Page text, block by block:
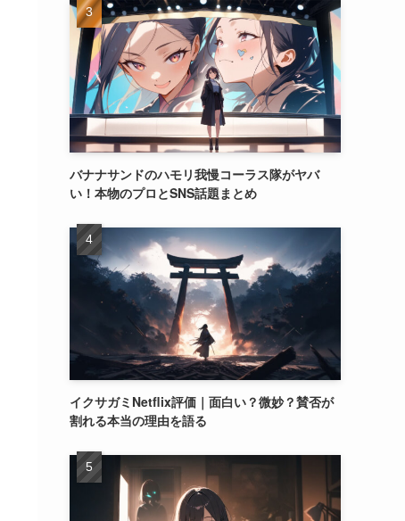
バナナサンドのハモリ我慢コーラス隊がヤバ
い！本物のプロとSNS話題まとめ
イクサガミNetflix評価｜面白い？微妙？賛否が
割れる本当の理由を語る